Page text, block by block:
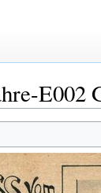
E002